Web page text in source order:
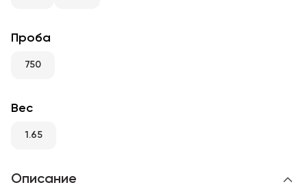
Проба
750
Вес
1.65
Описание